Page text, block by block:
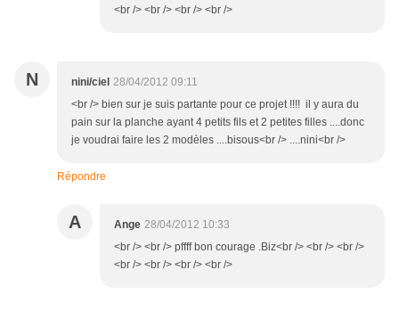
<br /> <br /> <br /> <br />
N nini/ciel 28/04/2012 09:11
<br /> bien sur je suis partante pour ce projet !!!! il y aura du
pain sur la planche ayant 4 petits fils et 2 petites filles ....donc
je voudrai faire les 2 modèles ....bisous<br /> ....nini<br />
Répondre
A Ange 28/04/2012 10:33
<br /> <br /> pffff bon courage .Biz<br /> <br /> <br />
<br /> <br /> <br /> <br />